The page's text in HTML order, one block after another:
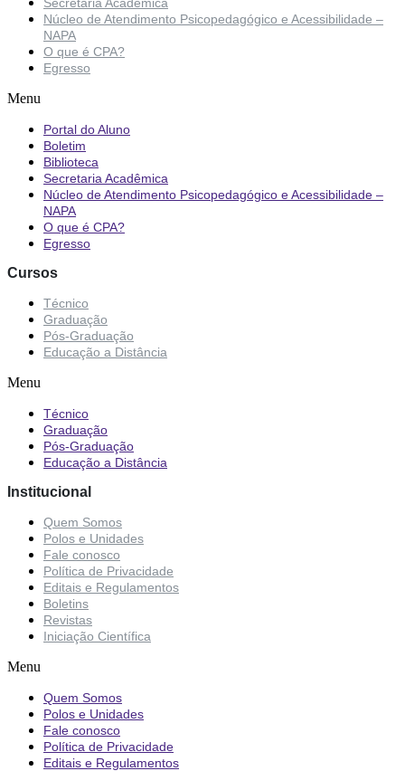
Núcleo de Atendimento Psicopedagógico e Acessibilidade –
NAPA
O que é CPA?
Egresso
Menu
Portal do Aluno
Boletim
Biblioteca
Secretaria Acadêmica
Núcleo de Atendimento Psicopedagógico e Acessibilidade –
NAPA
O que é CPA?
Egresso
Cursos
Técnico
Graduação
Pós-Graduação
Educação a Distância
Menu
Técnico
Graduação
Pós-Graduação
Educação a Distância
Institucional
Quem Somos
Polos e Unidades
Fale conosco
Política de Privacidade
Editais e Regulamentos
Boletins
Revistas
Iniciação Científica
Menu
Quem Somos
Polos e Unidades
Fale conosco
Política de Privacidade
Editais e Regulamentos